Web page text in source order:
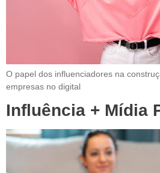
O papel dos influenciadores na
empresas no digital
Influência + Mídia